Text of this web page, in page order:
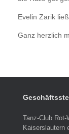
Evelin Zarik
Ganz herzlich
Tanz-Club Rot-
Kaiserslautern